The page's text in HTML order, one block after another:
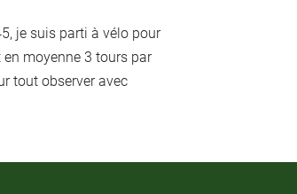
je suis parti à vélo pour
moyenne 3 tours par
tout observer avec